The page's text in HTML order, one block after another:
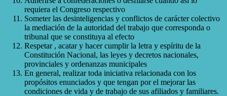
requiera el Congreso respectivo
Someter las desinteligencias y conflictos de carácter colectivo
la mediación de la autoridad del trabajo que corresponda o
tribunal que se constituya al efecto
Respetar , acatar y hacer cumplir la letra y espíritu de la
Constitución Nacional, las leyes y decretos nacionales,
provinciales y ordenanzas municipales
En general, realizar toda iniciativa relacionada con los
propósitos enunciados y que tengan por el mejorar las
condiciones de vida y de trabajo de sus afiliados y familiares.